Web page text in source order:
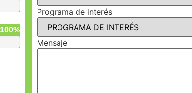
100%
Programa de interés
Mensaje